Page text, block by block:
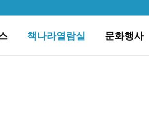
책나라열람실 문화행사